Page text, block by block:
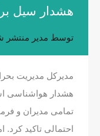
هشدار سیل
توسط مدیر منتشر
مدیرکل مدیریت
هشدار هواشناسی
تمامی مدیران و
احتمالی تاکید کرد.